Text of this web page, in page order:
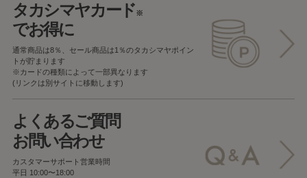
タカシマヤカード※
でお得に
通常商品は8％、セール商品は1％のタカシマヤポイン
トが貯まります
※カードの種類によって一部異なります
(リンクは別サイトに移動します)
よくあるご質問
お問い合わせ
カスタマーサポート営業時間
平日 10:00〜18:00